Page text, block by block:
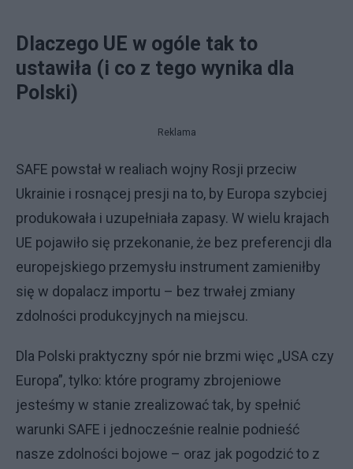
Dlaczego UE w ogóle tak to
ustawiła (i co z tego wynika dla
Polski)
Reklama
SAFE powstał w realiach wojny Rosji przeciw
Ukrainie i rosnącej presji na to, by Europa szybciej
produkowała i uzupełniała zapasy. W wielu krajach
UE pojawiło się przekonanie, że bez preferencji dla
europejskiego przemysłu instrument zamieniłby
się w dopalacz importu – bez trwałej zmiany
zdolności produkcyjnych na miejscu.
Dla Polski praktyczny spór nie brzmi więc „USA czy
Europa”, tylko: które programy zbrojeniowe
jesteśmy w stanie zrealizować tak, by spełnić
warunki SAFE i jednocześnie realnie podnieść
nasze zdolności bojowe – oraz jak pogodzić to z